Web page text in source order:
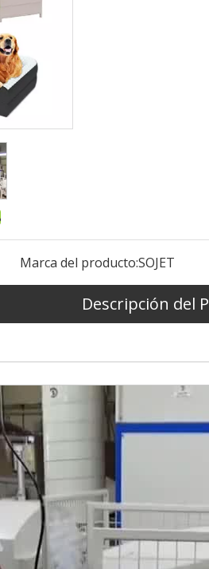
Marca del producto:SOJET
Descripción del